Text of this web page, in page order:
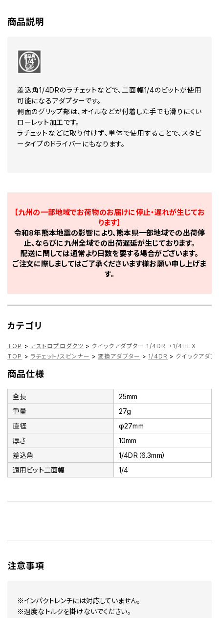
商品説明
差込角1/4DRのラチェットなどで、二面幅1/4のビットが使用
可能になるアダプターです。
側面のグリップ部は、オイルなどが付着した手でも滑りにくい
ローレット加工です。
ラチェットなどに取り付けず、単体で使用することで、スタビ
ータイプのドライバーにもなります。
【九州の一部地域でお荷物のお届けに停止・遅れが生じてお
ります】
令和8年熊本地震の影響により、熊本県一部地域での出荷停
止、ならびに九州全域での出荷遅延が生じております。
配送に関しては通常より日数を要する場合がございます。
ご注文に際しましてはご了承くださいます様お願い申し上げま
す。
カテゴリ
TOP > アストロプロダクツ > クイックアダプター 1/4DR→1/4HEX
TOP > ラチェット/スピンナー > 変換アダプター > 1/4DR > クイックアダ
商品仕様
全長
25mm
重量
27g
直径
φ27mm
厚さ
10mm
差込角
1/4DR（6.3mm）
適用ビット二面幅
1/4
注意事項
※インパクトレンチには対応していません。
※過度なトルクを掛けないでください。